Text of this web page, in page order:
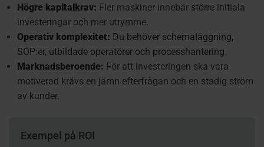
Högre kapitalkrav: Fler maskiner innebär större initiala
investeringar och mer utrymme.
Operativ komplexitet: Du behöver schemaläggning,
SOP:er, utbildade operatörer och processhantering.
Marknadsberoende: För att investeringen ska vara
motiverad krävs en jämn efterfrågan och en stadig ström
av kunder.
Exempel på ROI